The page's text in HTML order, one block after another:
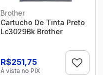
Brother
Cartucho De Tinta Preto
Lc3029Bk Brother
R$251,75
À vista no PIX